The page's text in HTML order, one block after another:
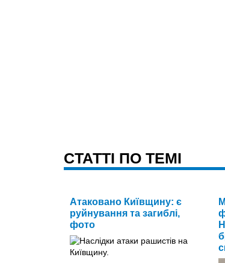
CТАТТІ ПО ТЕМІ
Атаковано Київщину: є
руйнування та загиблі,
фото